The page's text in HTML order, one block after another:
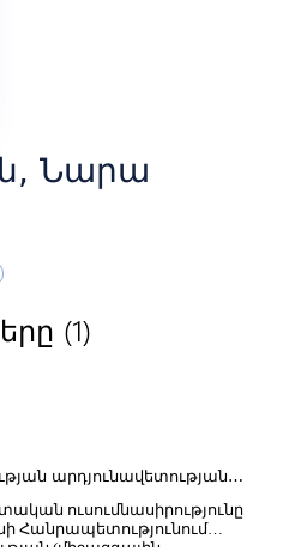
Նարա
(1)
արդյունավետության
ուսումնասիրությունը
Հանրապետությունում
(միջազգային